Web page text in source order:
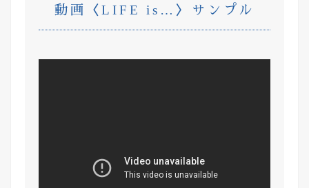
動画〈LIFE is…〉サンプル